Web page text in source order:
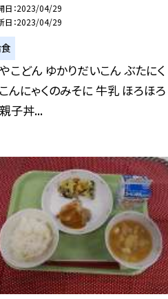
日 2023/04/29
日 2023/04/29
こどん ゆかりだいこん ぶたにく
んにゃくのみそに 牛乳 ほろほろ
子丼...